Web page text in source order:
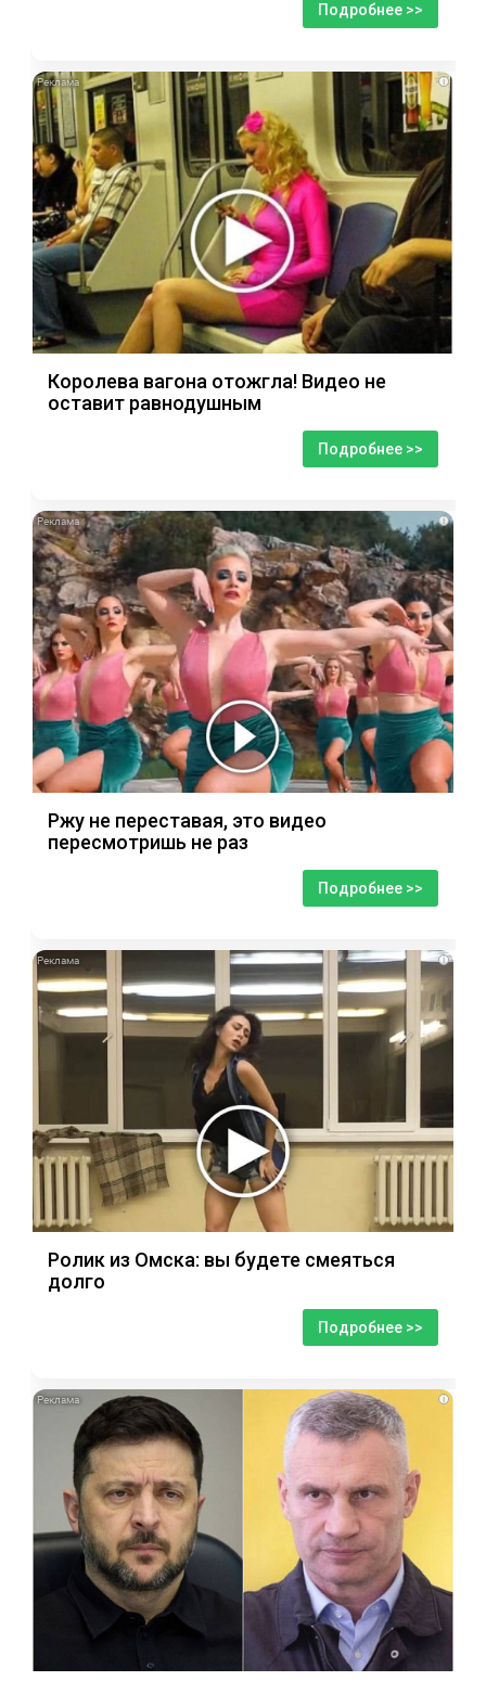
Подробнее >>
i
Королева вагона отожгла! Видео не
оставит равнодушным
Подробнее >>
i
Ржу не переставая, это видео
пересмотришь не раз
Подробнее >>
i
Ролик из Омска: вы будете смеяться
долго
Подробнее >>
i